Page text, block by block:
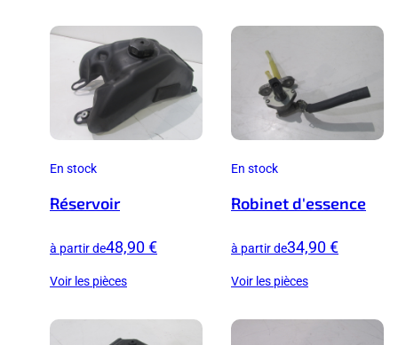
En stock
Réservoir
à partir de48,90 €
Voir les pièces
En stock
Robinet d'essence
à partir de34,90 €
Voir les pièces